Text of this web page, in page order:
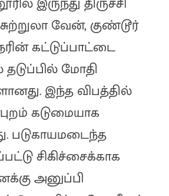
வேன், குண்டூர்
கட்டுப்பாட்டை
மோதி
இந்த விபத்தில்
கடுமையாக
படுகாயமடைந்த
சிகிச்சைக்காக
அனுப்பி